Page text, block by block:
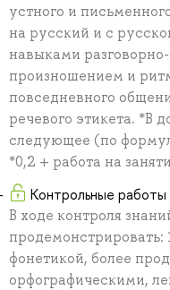
устного и
на русский и с
навыками
произношением и
повседневного
речевого этикета. *В
следующее (по
*0,2 + работа на
Контрольные работы
В ходе контроля
фонетикой, более
орфографическими,